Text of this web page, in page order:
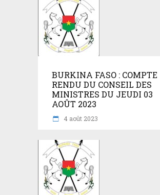
BURKINA FASO : COMPTE
RENDU DU CONSEIL DES
MINISTRES DU JEUDI 03
AOÛT 2023
4 août 2023